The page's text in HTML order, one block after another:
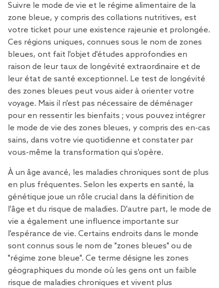
Suivre le mode de vie et le régime alimentaire de la
zone bleue, y compris des collations nutritives, est
votre ticket pour une existence rajeunie et prolongée.
Ces régions uniques, connues sous le nom de zones
bleues, ont fait l'objet d'études approfondies en
raison de leur taux de longévité extraordinaire et de
leur état de santé exceptionnel. Le test de longévité
des zones bleues peut vous aider à orienter votre
voyage. Mais il n'est pas nécessaire de déménager
pour en ressentir les bienfaits ; vous pouvez intégrer
le mode de vie des zones bleues, y compris des en-cas
sains, dans votre vie quotidienne et constater par
vous-même la transformation qui s'opère.
À un âge avancé, les maladies chroniques sont de plus
en plus fréquentes. Selon les experts en santé, la
génétique joue un rôle crucial dans la définition de
l'âge et du risque de maladies. D'autre part, le mode de
vie a également une influence importante sur
l'espérance de vie. Certains endroits dans le monde
sont connus sous le nom de "zones bleues" ou de
"régime zone bleue". Ce terme désigne les zones
géographiques du monde où les gens ont un faible
risque de maladies chroniques et vivent plus